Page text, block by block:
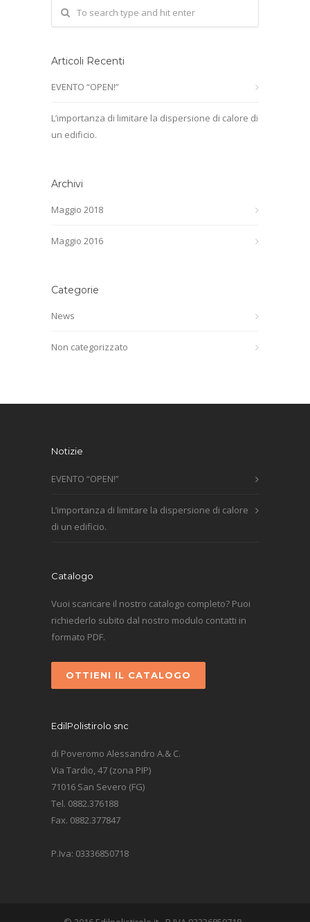
Articoli Recenti
EVENTO “OPEN!”
L’importanza di limitare la dispersione di calore di
un edificio.
Archivi
Maggio 2018
Maggio 2016
Categorie
News
Non categorizzato
Notizie
EVENTO “OPEN!”
L’importanza di limitare la dispersione di calore
di un edificio.
Catalogo
Vuoi scaricare il nostro catalogo completo? Puoi
richiederlo subito dal nostro modulo contatti in
formato PDF.
OTTIENI IL CATALOGO
EdilPolistirolo snc
di Poveromo Alessandro A.& C.
Via Tardio, 47 (zona PIP)
71016 San Severo (FG)
Tel. 0882.376188
Fax. 0882.377847
P.Iva: 03336850718